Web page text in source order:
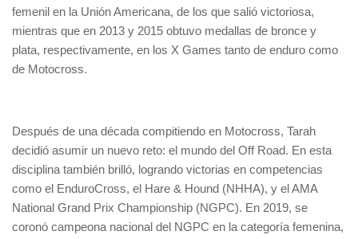
femenil en la Unión Americana, de los que salió victoriosa,
mientras que en 2013 y 2015 obtuvo medallas de bronce y
plata, respectivamente, en los X Games tanto de enduro como
de Motocross.
Después de una década compitiendo en Motocross, Tarah
decidió asumir un nuevo reto: el mundo del Off Road. En esta
disciplina también brilló, logrando victorias en competencias
como el EnduroCross, el Hare & Hound (NHHA), y el AMA
National Grand Prix Championship (NGPC). En 2019, se
coronó campeona nacional del NGPC en la categoría femenina,